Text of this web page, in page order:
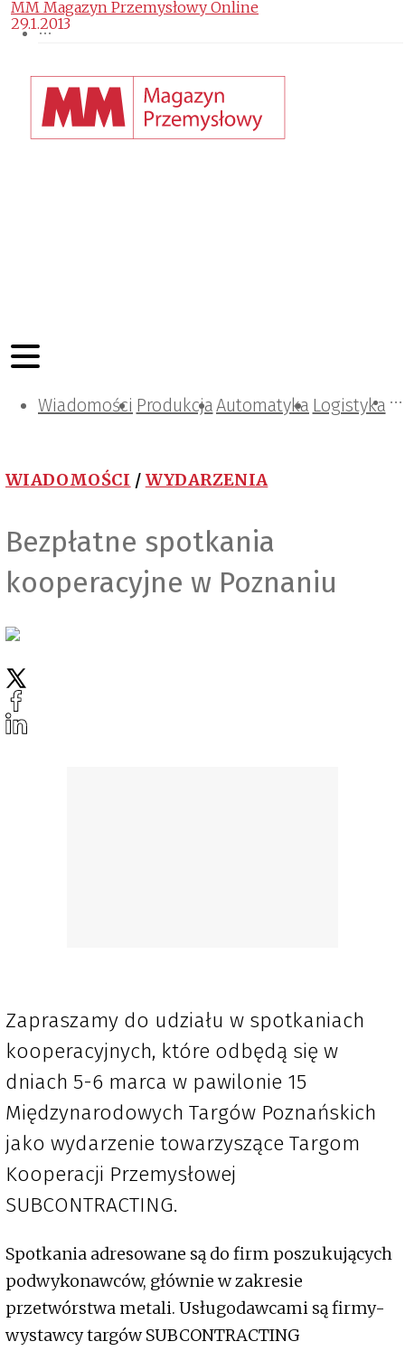
Wiadomości ProdukcjaAutomatyka Logistyka
Projektowanie i konstrukcje
Zarządzanie i IT
Tematy specjalne
WIADOMOŚCI / WYDARZENIA
Bezpłatne spotkania
kooperacyjne w Poznaniu
MM Magazyn Przemysłowy Online
29.1.2013
Zapraszamy do udziału w spotkaniach
kooperacyjnych, które odbędą się w
dniach 5-6 marca w pawilonie 15
Międzynarodowych Targów Poznańskich
jako wydarzenie towarzyszące Targom
Kooperacji Przemysłowej
SUBCONTRACTING.
Spotkania adresowane są do firm poszukujących
podwykonawców, głównie w zakresie
przetwórstwa metali. Usługodawcami są firmy-
wystawcy targów SUBCONTRACTING